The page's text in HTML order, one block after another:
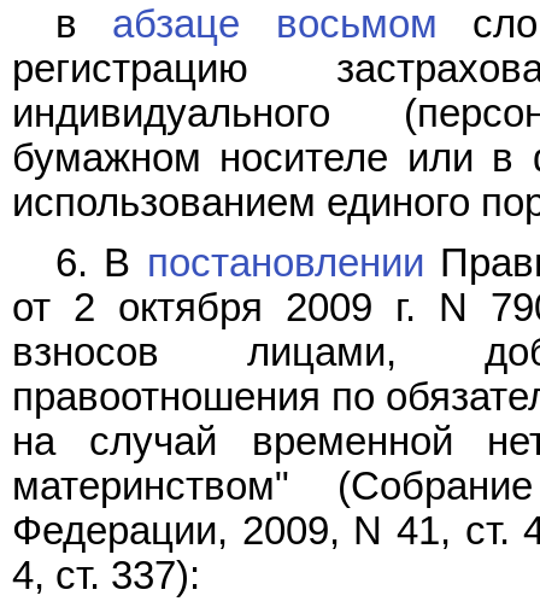
в абзаце восьмом
регистрацию
индивидуального
бумажном носителе или в
использованием единого
6. В постановлении
от 2 октября 2009 г. N
взносов лицами,
правоотношения по
на случай временной
материнством"
Федерации, 2009, N 41, ст.
4, ст. 337):